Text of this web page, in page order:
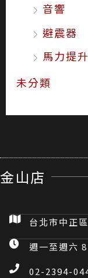
音響
避震器
馬力提升
未分類
金山店
台北市中正
週一至週六
02-2394-